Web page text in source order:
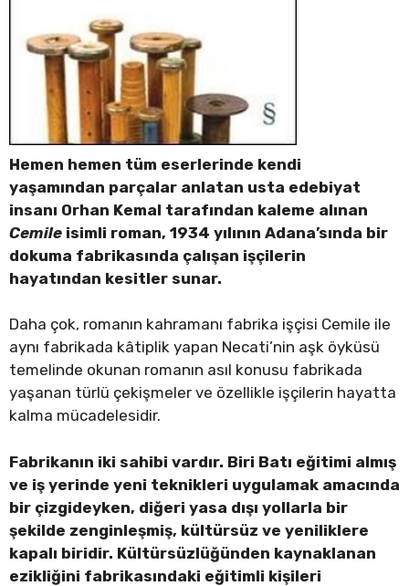
Hemen hemen tüm eserlerinde kendi
yaşamından parçalar anlatan usta edebiyat
insanı Orhan Kemal tarafından kaleme alınan
Cemile isimli roman, 1934 yılının Adana’sında bir
dokuma fabrikasında çalışan işçilerin
hayatından kesitler sunar.
Daha çok, romanın kahramanı fabrika işçisi Cemile ile
aynı fabrikada kâtiplik yapan Necati’nin aşk öyküsü
temelinde okunan romanın asıl konusu fabrikada
yaşanan türlü çekişmeler ve özellikle işçilerin hayatta
kalma mücadelesidir.
Fabrikanın iki sahibi vardır. Biri Batı eğitimi almış
ve iş yerinde yeni teknikleri uygulamak amacında
bir çizgideyken, diğeri yasa dışı yollarla bir
şekilde zenginleşmiş, kültürsüz ve yeniliklere
kapalı biridir. Kültürsüzlüğünden kaynaklanan
ezikliğini fabrikasındaki eğitimli kişileri